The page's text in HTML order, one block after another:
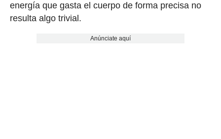
energía que gasta el cuerpo de forma precisa no
resulta algo trivial.
Anúnciate aquí